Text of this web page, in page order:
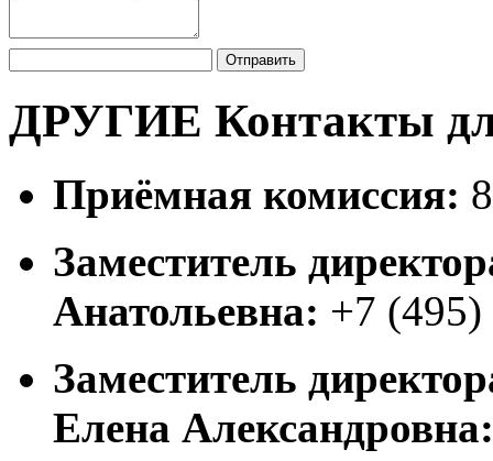
Отправить
ДРУГИЕ Контакты
Приёмная комиссия:
Заместитель
Анатольевна: +7
Заместитель
Елена Александровна: